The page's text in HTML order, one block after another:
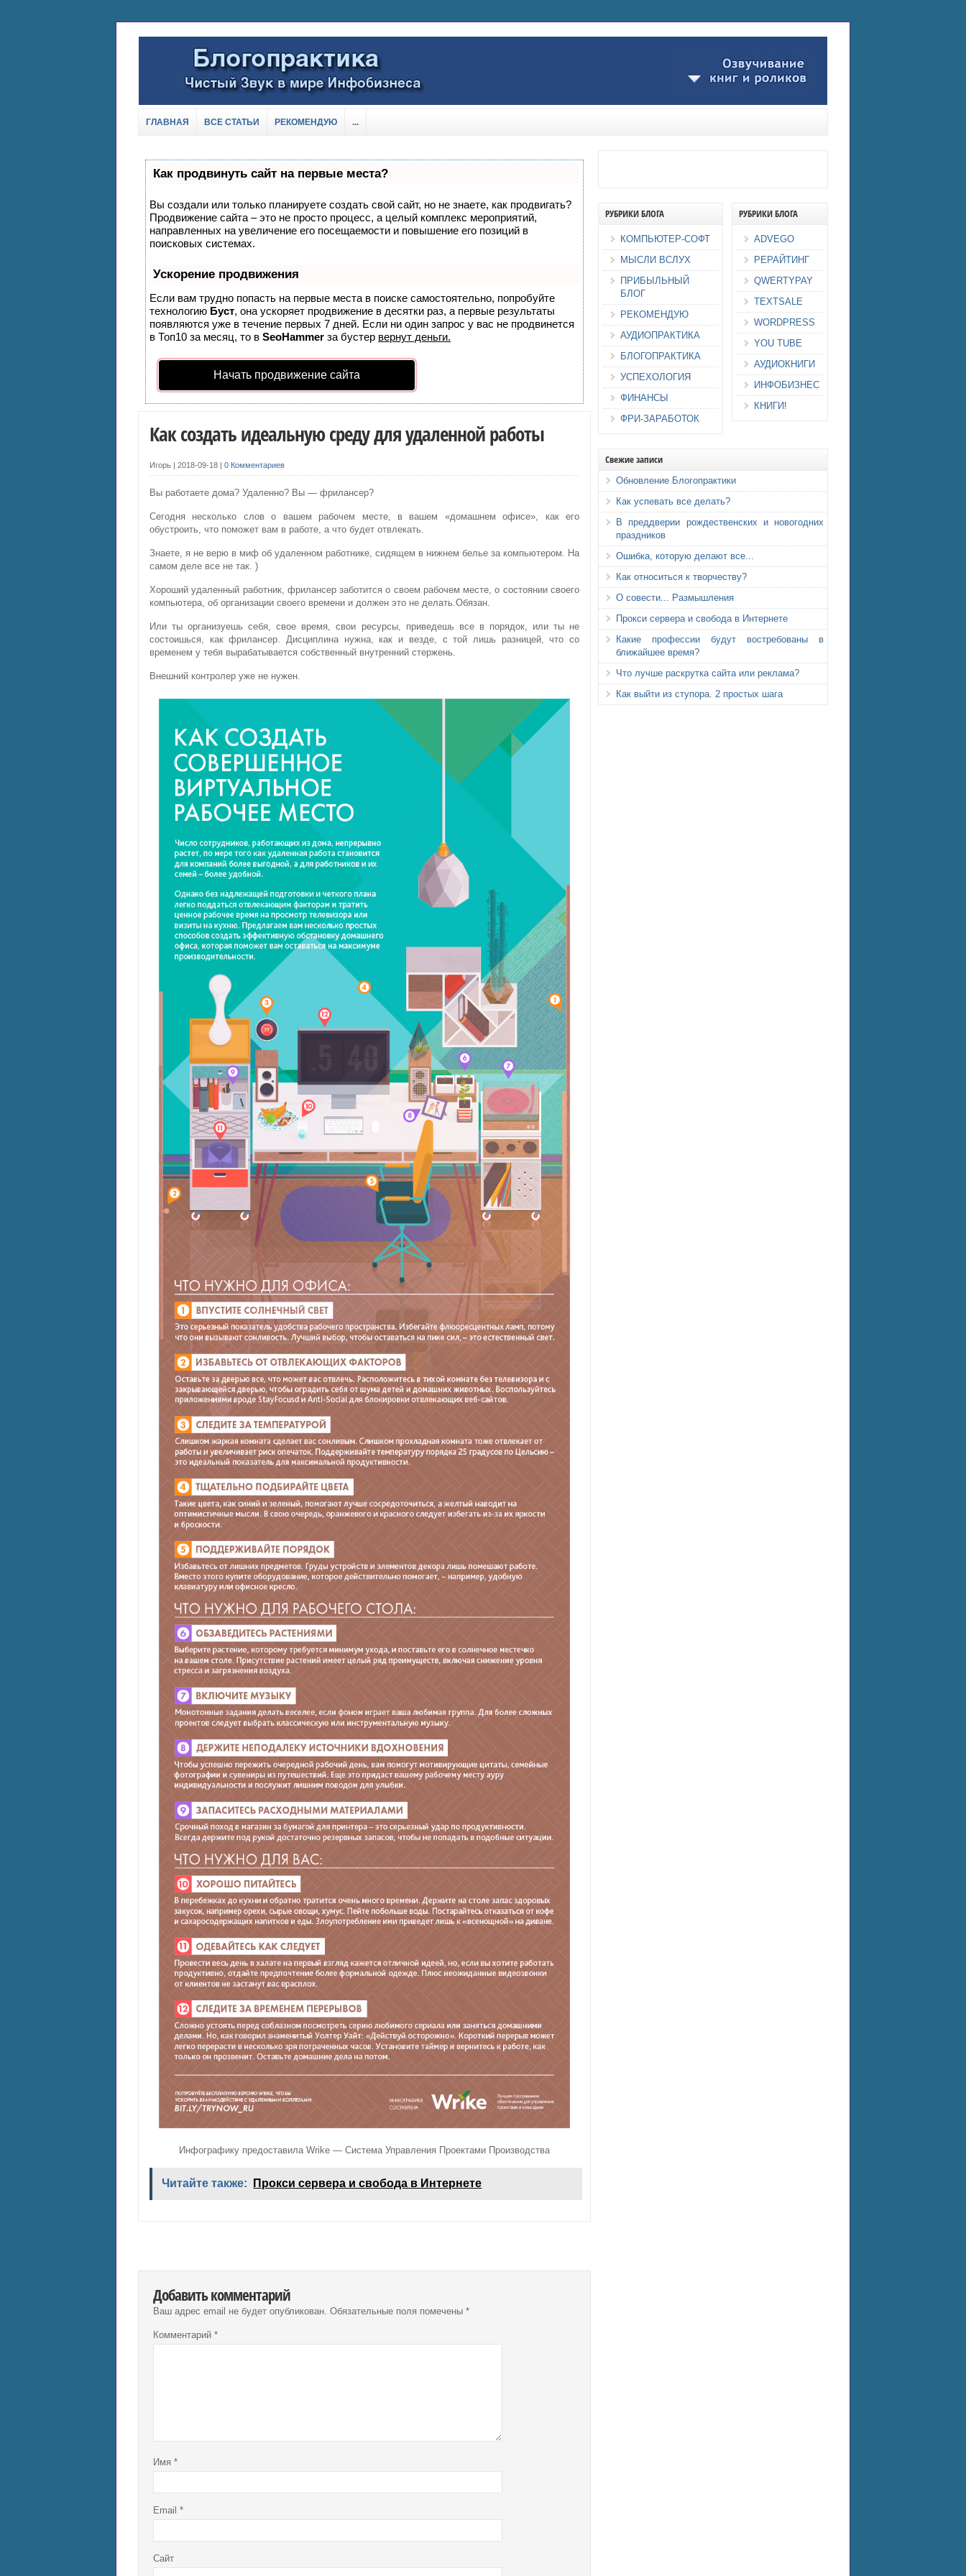
ГЛАВНАЯ ВСЕ СТАТЬИ РЕКОМЕНДУЮ ...
Как продвинуть сайт на первые места?
Вы создали или только планируете создать свой сайт, но не знаете, как продвигать?
Продвижение сайта – это не просто процесс, а целый комплекс мероприятий,
направленных на увеличение его посещаемости и повышение его позиций в
поисковых системах.
Ускорение продвижения
Если вам трудно попасть на первые места в поиске самостоятельно, попробуйте
технологию Буст, она ускоряет продвижение в десятки раз, а первые результаты
появляются уже в течение первых 7 дней. Если ни один запрос у вас не продвинется
в Топ10 за месяц, то в SeoHammer за бустер вернут деньги.
Начать продвижение сайта
Как создать идеальную среду для удаленной работы
Игорь | 2018-09-18 0 Комментариев
Вы работаете дома? Удаленно? Вы — фрилансер?
Сегодня несколько слов о вашем рабочем месте, в вашем «домашнем офисе», как его
обустроить, что поможет вам в работе, а что будет отвлекать.
Знаете, я не верю в миф об удаленном работнике, сидящем в нижнем белье за компьютером. На
самом деле все не так. )
Хороший удаленный работник, фрилансер заботится о своем рабочем месте, о состоянии своего
компьютера, об организации своего времени и должен это не делать.Обязан.
Или ты организуешь себя, свое время, свои ресурсы, приведешь все в порядок, или ты не
состоишься, как фрилансер. Дисциплина нужна, как и везде, с той лишь разницей, что со
временем у тебя вырабатывается собственный внутренний стержень.
Внешний контролер уже не нужен.
Инфографику предоставила Wrike — Система Управления Проектами Производства
Читайте также: Прокси сервера и свобода в Интернете
Добавить комментарий
Ваш адрес email не будет опубликован. Обязательные поля помечены *
Комментарий *
Имя *
Email *
Сайт
РУБРИКИ БЛОГА
КОМПЬЮТЕР-СОФТ
МЫСЛИ ВСЛУХ
ПРИБЫЛЬНЫЙ
БЛОГ
РЕКОМЕНДУЮ
АУДИОПРАКТИКА
БЛОГОПРАКТИКА
УСПЕХОЛОГИЯ
ФИНАНСЫ
ФРИ-ЗАРАБОТОК
РУБРИКИ БЛОГА
ADVEGO
РЕРАЙТИНГ
QWERTYPAY
TEXTSALE
WORDPRESS
YOU TUBE
АУДИОКНИГИ
ИНФОБИЗНЕС
КНИГИ!
Свежие записи
Обновление Блогопрактики
Как успевать все делать?
В преддверии рождественских и новогодних
праздников
Ошибка, которую делают все...
Как относиться к творчеству?
О совести... Размышления
Прокси сервера и свобода в Интернете
Какие профессии будут востребованы в
ближайшее время?
Что лучше раскрутка сайта или реклама?
Как выйти из ступора. 2 простых шага